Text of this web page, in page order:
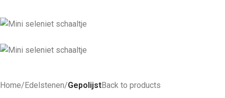
Home Edelstenen GepolijstBack to products